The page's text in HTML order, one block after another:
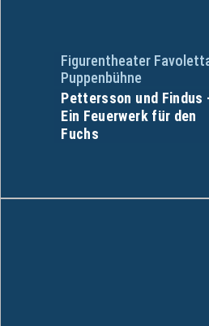
Figurentheater
Puppenbühne
Pettersson und Findus
Ein Feuerwerk für den
Fuchs